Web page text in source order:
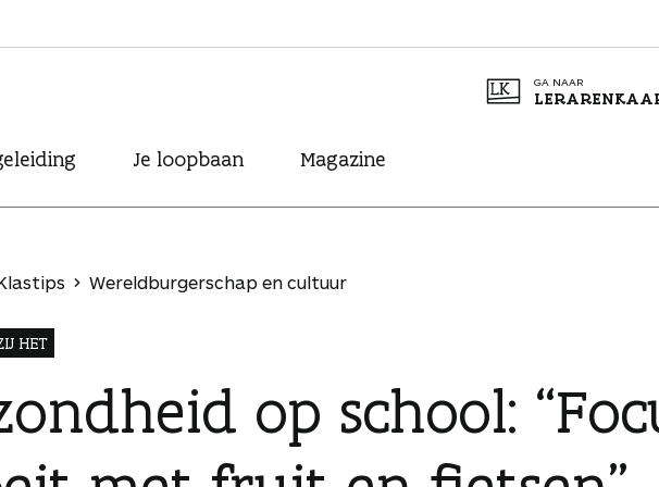
GA NAAR
Je loopbaan Magazine
Wereldburgerschap en cultuur
HET
op school: